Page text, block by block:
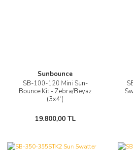
Sunbounce
SB-100-120 Mini Sun-
Bounce Kit - Zebra/Beyaz
(3x4')
19.800,00 TL